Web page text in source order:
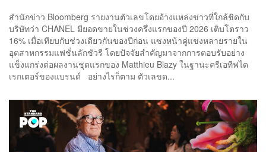
สำนักข่าว Bloomberg รายงานตัวเลขโดยอ้างแหล่งข่าวที่ใกล้ชิดกับ
บริษัทว่า CHANEL มียอดขายในช่วงครึ่งแรกของปี 2026 เติบโตราว
16% เมื่อเทียบกับช่วงเดียวกันของปีก่อน แซงหน้าคู่แข่งหลายรายใน
อุตสาหกรรมแฟชั่นลักชัวรี โดยปัจจัยสำคัญมาจากการตอบรับอย่าง
แข็งแกร่งต่อผลงานชุดแรกของ Matthieu Blazy ในฐานะครีเอทีฟได
เรกเตอร์ของแบรนด์ อย่างไรก็ตาม ตัวเลขด...